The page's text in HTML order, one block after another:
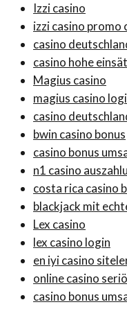
Izzi casino
izzi casino promo
casino
casino hohe
Magius casino
magius casino
casino
bwin casino bonus
casino bonus
n1 casino
costa rica casino
blackjack mit
Lex casino
lex casino login
en iyi casino
online casino
casino bonus